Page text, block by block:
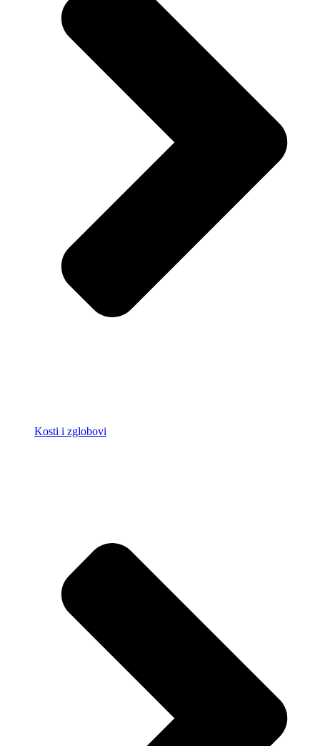
Kosti i zglobovi